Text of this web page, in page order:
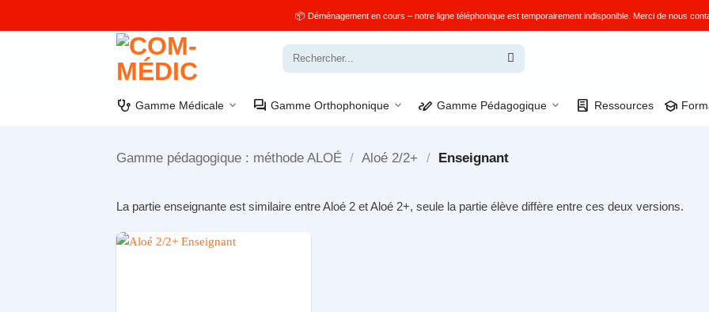
📦 Déménagement en cours – notre ligne téléphonique est temporairement indisponible. Merci de nous
Recherche
pour :
stethoscope Gamme Médicale forum Gamme Orthophonique stylus_note Gamme Pédagogique lab_profile Ressources school
Gamme pédagogique : méthode ALOÉ / Aloé 2/2+ / Enseignant
La partie enseignante est similaire entre Aloé 2 et Aloé 2+, seule la partie élève diffère entre ces deux versions.